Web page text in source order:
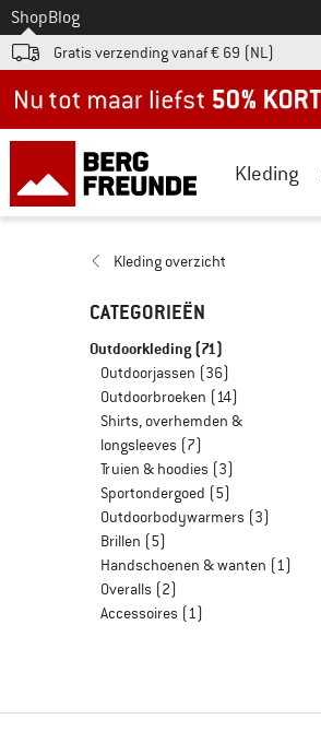
Naar
ShopBlog
Gratis verzending vanaf € 69 (NL)
Kleding
Kleding overzicht
CATEGORIEËN
Outdoorkleding (71)
Outdoorjassen (36)
Outdoorbroeken (14)
Shirts, overhemden &
longsleeves (7)
Truien & hoodies (3)
Sportondergoed (5)
Outdoorbodywarmers (3)
Brillen (5)
Handschoenen & wanten (1)
Overalls (2)
Accessoires (1)